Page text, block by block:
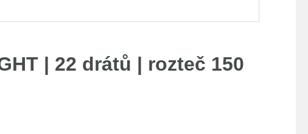
| 22 drátů | rozteč 150